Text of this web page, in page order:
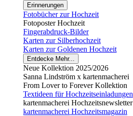
Erinnerungen
Fotobücher zur Hochzeit
Fotoposter Hochzeit
Fingerabdruck-Bilder
Karten zur Silberhochzeit
Karten zur Goldenen Hochzeit
Entdecke Mehr...
Neue Kollektion 2025/2026
Sanna Lindström x kartenmacherei
From Lover to Forever Kollektion
Textideen für Hochzeitseinladungen
kartenmacherei Hochzeitsnewsletter
kartenmacherei Hochzeitsmagazin